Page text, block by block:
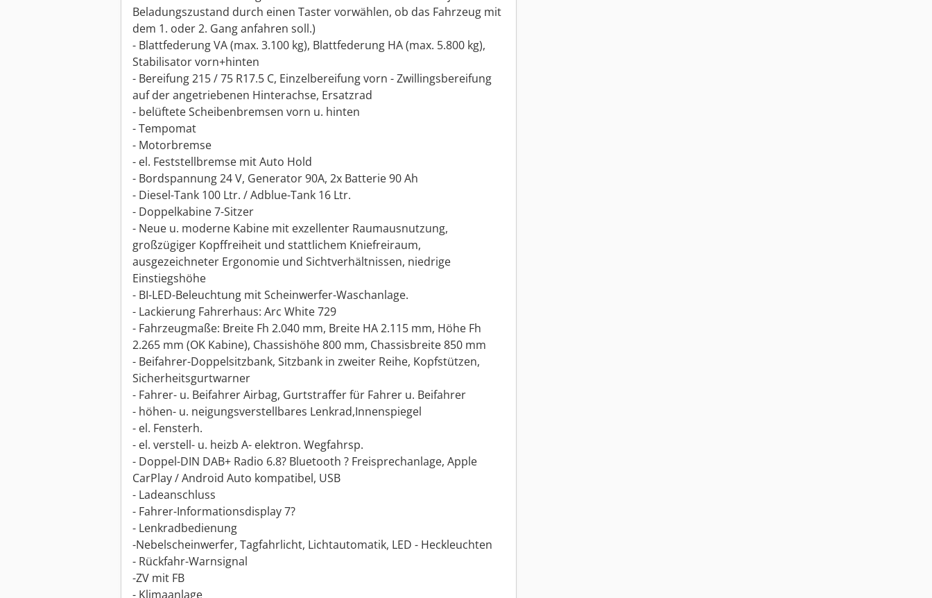
Beladungszustand durch einen Taster vorwählen, ob das Fahrzeug mit
dem 1. oder 2. Gang anfahren soll.)
- Blattfederung VA (max. 3.100 kg), Blattfederung HA (max. 5.800 kg),
Stabilisator vorn+hinten
- Bereifung 215 / 75 R17.5 C, Einzelbereifung vorn - Zwillingsbereifung
auf der angetriebenen Hinterachse, Ersatzrad
- belüftete Scheibenbremsen vorn u. hinten
- Tempomat
- Motorbremse
- el. Feststellbremse mit Auto Hold
- Bordspannung 24 V, Generator 90A, 2x Batterie 90 Ah
- Diesel-Tank 100 Ltr. / Adblue-Tank 16 Ltr.
- Doppelkabine 7-Sitzer
- Neue u. moderne Kabine mit exzellenter Raumausnutzung,
großzügiger Kopffreiheit und stattlichem Kniefreiraum,
ausgezeichneter Ergonomie und Sichtverhältnissen, niedrige
Einstiegshöhe
- BI-LED-Beleuchtung mit Scheinwerfer-Waschanlage.
- Lackierung Fahrerhaus: Arc White 729
- Fahrzeugmaße: Breite Fh 2.040 mm, Breite HA 2.115 mm, Höhe Fh
2.265 mm (OK Kabine), Chassishöhe 800 mm, Chassisbreite 850 mm
- Beifahrer-Doppelsitzbank, Sitzbank in zweiter Reihe, Kopfstützen,
Sicherheitsgurtwarner
- Fahrer- u. Beifahrer Airbag, Gurtstraffer für Fahrer u. Beifahrer
- höhen- u. neigungsverstellbares Lenkrad,Innenspiegel
- el. Fensterh.
- el. verstell- u. heizb A- elektron. Wegfahrsp.
- Doppel-DIN DAB+ Radio 6.8? Bluetooth ? Freisprechanlage, Apple
CarPlay / Android Auto kompatibel, USB
- Ladeanschluss
- Fahrer-Informationsdisplay 7?
- Lenkradbedienung
-Nebelscheinwerfer, Tagfahrlicht, Lichtautomatik, LED - Heckleuchten
- Rückfahr-Warnsignal
-ZV mit FB
- Klimaanlage